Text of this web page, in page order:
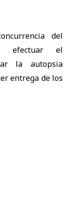
del
efectuar el
la autopsia
entrega de los